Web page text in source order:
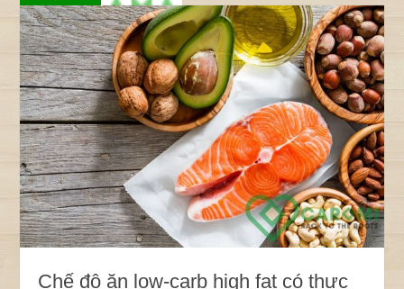
Chế độ ăn low-carb high fat có thực